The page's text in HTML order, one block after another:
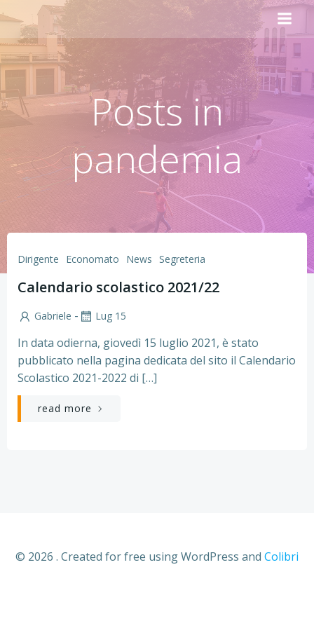
Vai
contenuto
Posts in
pandemia
Dirigente Economato News Segreteria
Calendario scolastico 2021/22
Gabriele - Lug 15
In data odierna, giovedì 15 luglio 2021, è stato
pubblicato nella pagina dedicata del sito il Calendario
Scolastico 2021-2022 di […]
read more
© 2026 . Created for free using WordPress and Colibri